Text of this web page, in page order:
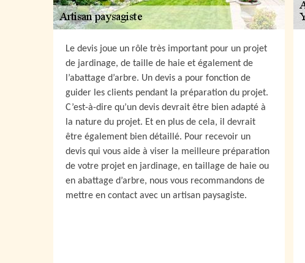
Le devis joue un rôle très important pour un projet
de jardinage, de taille de haie et également de
l’abattage d’arbre. Un devis a pour fonction de
guider les clients pendant la préparation du projet.
C’est-à-dire qu’un devis devrait être bien adapté à
la nature du projet. Et en plus de cela, il devrait
être également bien détaillé. Pour recevoir un
devis qui vous aide à viser la meilleure préparation
de votre projet en jardinage, en taillage de haie ou
en abattage d’arbre, nous vous recommandons de
mettre en contact avec un artisan paysagiste.